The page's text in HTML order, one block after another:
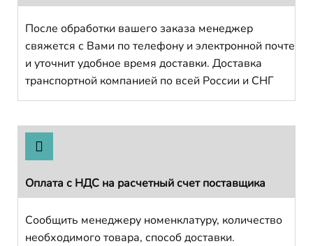
После обработки вашего заказа менеджер
свяжется с Вами по телефону и электронной почте
и уточнит удобное время доставки. Доставка
транспортной компанией по всей России и СНГ
Оплата с НДС на расчетный счет поставщика
Сообщить менеджеру номенклатуру, количество
необходимого товара, способ доставки.